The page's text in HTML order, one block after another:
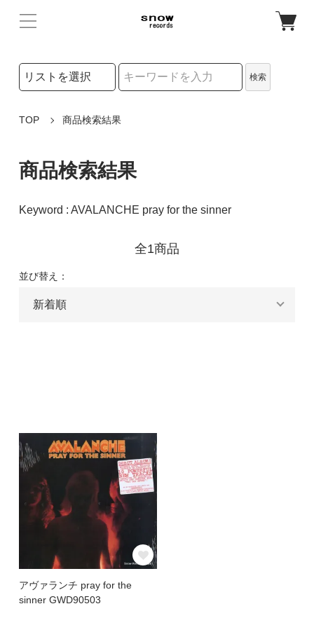
検索リストの選択
検索
TOP 商品検索結果
商品検索結果
Keyword : AVALANCHE pray for the sinner
全1商品
並び替え：
アヴァランチ pray for the
sinner GWD90503